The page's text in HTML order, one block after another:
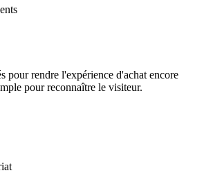
pour rendre l'expérience d'achat encore
pour reconnaître le visiteur.